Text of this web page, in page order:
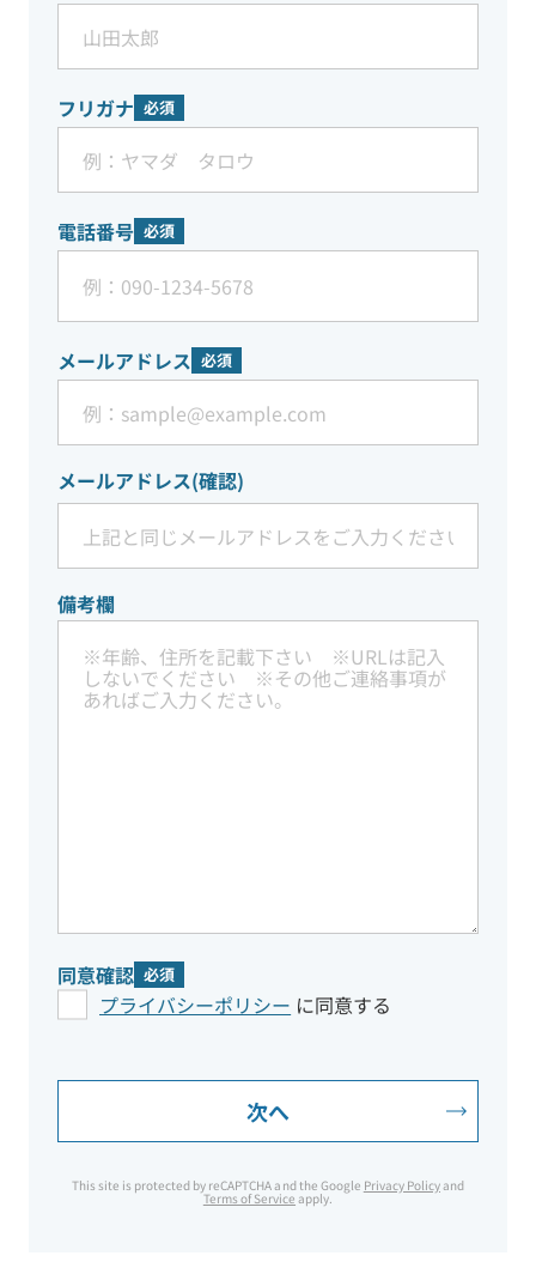
フリガナ 必須
電話番号 必須
メールアドレス 必須
メールアドレス(確認)
備考欄
同意確認 必須
プライバシーポリシー に同意する
This site is protected by reCAPTCHA and the Google Privacy Policyand
Terms of Service apply.